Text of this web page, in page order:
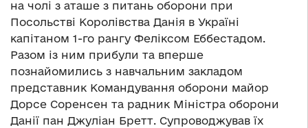
на чолі з аташе з питань оборони при
Посольстві Королівства Данія в Україні
капітаном 1-го рангу Феліксом Еббестадом.
Разом із ним прибули та вперше
познайомились з навчальним закладом
представник Командування оборони майор
Дорсе Соренсен та радник Міністра оборони
Данії пан Джуліан Бретт. Супроводжував їх